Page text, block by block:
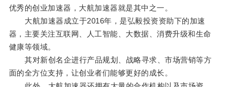
优秀的创业加速器，大航加速器就是其中之一。
大航加速器成立于2016年，是弘毅投资资助下的加速
器，主要关注互联网、人工智能、大数据、消费升级和生命
健康等领域。
其对新创名企进行产品规划、战略寻求、市场营销等方
面的全方位支持，让创业者们能够更好的成长。